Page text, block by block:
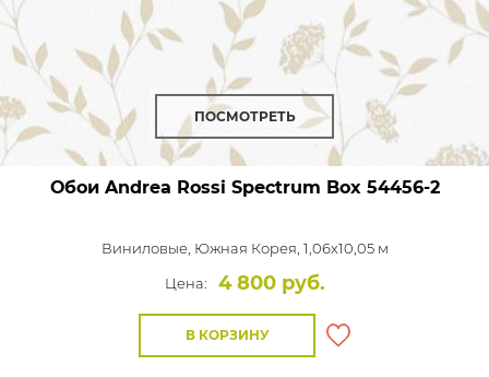
ПОСМОТРЕТЬ
Обои Andrea Rossi Spectrum Box 54456-2
Виниловые, Южная Корея, 1,06x10,05 м
Цена:
4 800 руб.
В КОРЗИНУ